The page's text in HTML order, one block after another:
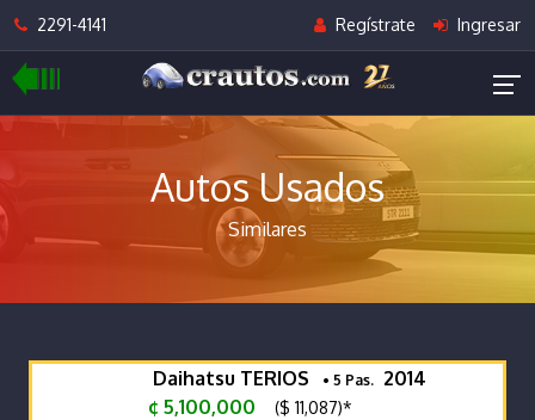
2291-4141 Regístrate Ingresar
Autos Usados
Similares
Daihatsu TERIOS • 5 Pas. 2014
¢ 5,100,000
($ 11,087)*